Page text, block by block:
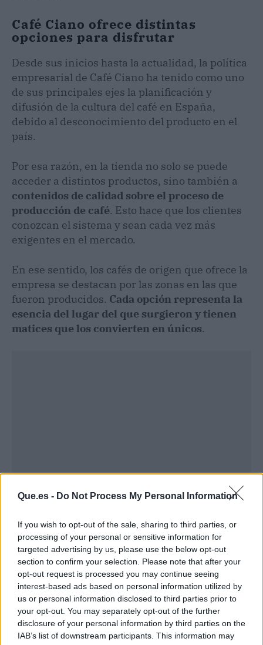
Que.es - Do Not Process My Personal Information
If you wish to opt-out of the sale, sharing to third parties, or
processing of your personal or sensitive information for
targeted advertising by us, please use the below opt-out
section to confirm your selection. Please note that after your
opt-out request is processed you may continue seeing
interest-based ads based on personal information utilized by
us or personal information disclosed to third parties prior to
your opt-out. You may separately opt-out of the further
disclosure of your personal information by third parties on the
IAB’s list of downstream participants. This information may
Café Ciano ofrece distintas
opciones para disfrutar
Desde sus inicios hasta la actualidad, la política
empresarial de Café Ciano ha tenido como uno
de sus principales ejes la planificación y
difusión de la cultura del café en España,
debido al desconocimiento del producto en el
país.
Por esa razón, en la tienda no solo se puede
acceder a distintos productos, sino también a
contenidos de calidad sobre el proceso de
producción de café. Esto hace que los clientes
conozcan el sistema y sean cada vez más
exigentes en el mercado.
En ese sentido, los cafés de origen que ofrece la
empresa se destacan por las zonas en las que
fueron producidos. Cada opción representa la
esencia del lugar del que surgieron y tienen
matices que los convierten en únicos.
Publicidad